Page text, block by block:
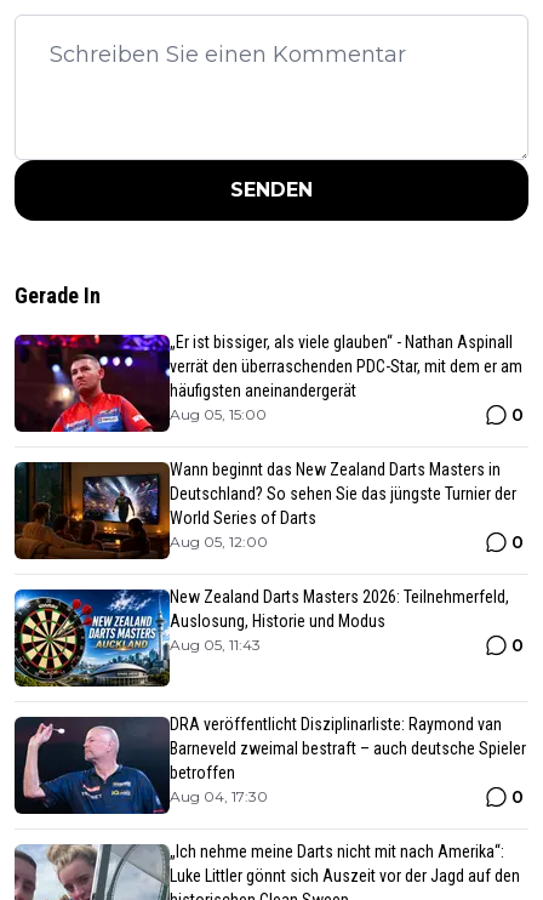
SENDEN
Gerade In
„Er ist bissiger, als viele glauben“ - Nathan Aspinall
verrät den überraschenden PDC-Star, mit dem er am
häufigsten aneinandergerät
Aug 05, 15:00 0
Wann beginnt das New Zealand Darts Masters in
Deutschland? So sehen Sie das jüngste Turnier der
World Series of Darts
Aug 05, 12:00 0
New Zealand Darts Masters 2026: Teilnehmerfeld,
Auslosung, Historie und Modus
Aug 05, 11:43 0
DRA veröffentlicht Disziplinarliste: Raymond van
Barneveld zweimal bestraft – auch deutsche Spieler
betroffen
Aug 04, 17:30 0
„Ich nehme meine Darts nicht mit nach Amerika“:
Luke Littler gönnt sich Auszeit vor der Jagd auf den